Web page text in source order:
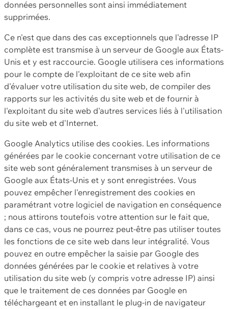
données personnelles sont ainsi immédiatement
supprimées.
Ce n'est que dans des cas exceptionnels que l'adresse IP
complète est transmise à un serveur de Google aux États-
Unis et y est raccourcie. Google utilisera ces informations
pour le compte de l'exploitant de ce site web afin
d'évaluer votre utilisation du site web, de compiler des
rapports sur les activités du site web et de fournir à
l'exploitant du site web d'autres services liés à l'utilisation
du site web et d'Internet.
Google Analytics utilise des cookies. Les informations
générées par le cookie concernant votre utilisation de ce
site web sont généralement transmises à un serveur de
Google aux États-Unis et y sont enregistrées. Vous
pouvez empêcher l'enregistrement des cookies en
paramétrant votre logiciel de navigation en conséquence
; nous attirons toutefois votre attention sur le fait que,
dans ce cas, vous ne pourrez peut-être pas utiliser toutes
les fonctions de ce site web dans leur intégralité. Vous
pouvez en outre empêcher la saisie par Google des
données générées par le cookie et relatives à votre
utilisation du site web (y compris votre adresse IP) ainsi
que le traitement de ces données par Google en
téléchargeant et en installant le plug-in de navigateur